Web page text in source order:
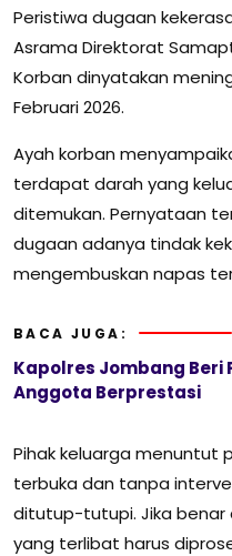
Peristiwa dugaan
Asrama Direktorat
Korban dinyatakan
Februari 2026.
Ayah korban
terdapat darah yang
ditemukan. Pernyataan
dugaan adanya tindak
mengembuskan napas
BACA JUGA:
Kapolres Jombang Beri
Anggota Berprestasi
Pihak keluarga menuntut
terbuka dan tanpa
ditutup-tutupi. Jika benar
yang terlibat harus